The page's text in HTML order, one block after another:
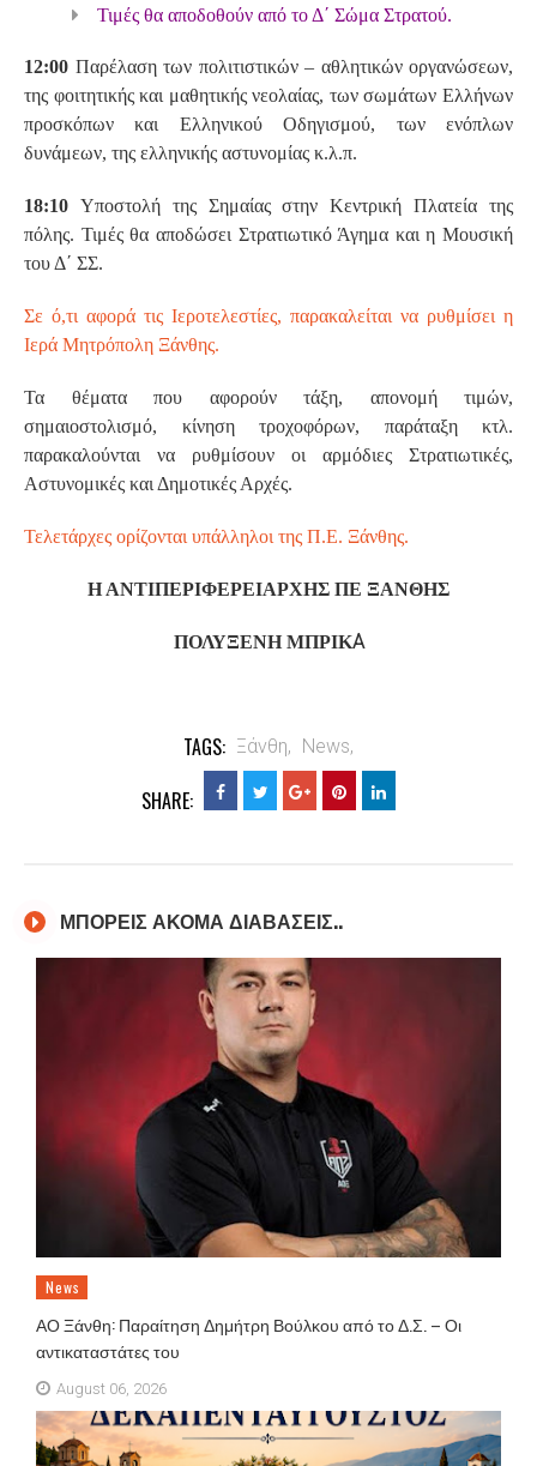
Τιμές θα αποδοθούν από το Δ΄ Σώμα Στρατού.
12:00 Παρέλαση των πολιτιστικών – αθλητικών οργανώσεων,
της φοιτητικής και μαθητικής νεολαίας, των σωμάτων Ελλήνων
προσκόπων και Ελληνικού Οδηγισμού, των ενόπλων
δυνάμεων, της ελληνικής αστυνομίας κ.λ.π.
18:10 Υποστολή της Σημαίας στην Κεντρική Πλατεία της
πόλης. Τιμές θα αποδώσει Στρατιωτικό Άγημα και η Μουσική
του Δ΄ ΣΣ.
Σε ό,τι αφορά τις Ιεροτελεστίες, παρακαλείται να ρυθμίσει η
Ιερά Μητρόπολη Ξάνθης.
Τα θέματα που αφορούν τάξη, απονομή τιμών,
σημαιοστολισμό, κίνηση τροχοφόρων, παράταξη κτλ.
παρακαλούνται να ρυθμίσουν οι αρμόδιες Στρατιωτικές,
Αστυνομικές και Δημοτικές Αρχές.
Τελετάρχες ορίζονται υπάλληλοι της Π.Ε. Ξάνθης.
Η ΑΝΤΙΠΕΡΙΦΕΡΕΙΑΡΧΗΣ ΠΕ ΞΑΝΘΗΣ
ΠΟΛΥΞΕΝΗ ΜΠΡΙΚΑ
TAGS: Ξάνθη, News,
SHARE:
ΜΠΟΡΕΙΣ ΑΚΟΜΑ ΔΙΑΒΑΣΕΙΣ..
News
ΑΟ Ξάνθη: Παραίτηση Δημήτρη Βούλκου από το Δ.Σ. – Οι
αντικαταστάτες του
August 06, 2026